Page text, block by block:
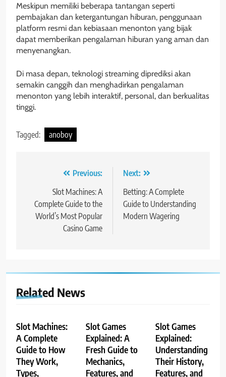
Meskipun memiliki beberapa tantangan seperti
pembajakan dan ketergantungan hiburan, penggunaan
platform resmi dan kebiasaan menonton yang bijak
dapat memberikan pengalaman hiburan yang aman dan
menyenangkan.
Di masa depan, teknologi streaming diprediksi akan
semakin canggih dan menghadirkan pengalaman
menonton yang lebih interaktif, personal, dan berkualitas
tinggi.
Tagged: anoboy
navigation
Previous:
Slot Machines: A
Complete Guide to the
World’s Most Popular
Casino Game
Next:
Betting: A Complete
Guide to Understanding
Modern Wagering
Related News
Slot Machines:
A Complete
Guide to How
They Work,
Types,
Slot Games
Explained: A
Fresh Guide to
Mechanics,
Features, and
Slot Games
Explained:
Understanding
Their History,
Features, and